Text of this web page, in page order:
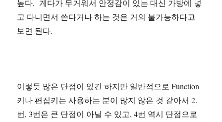
높다. 게다가 무거워서 안정감이 있는 대신 가방에 넣
고 다니면서 쓴다거나 하는 것은 거의 불가능하다고
보면 된다.
이렇듯 많은 단점이 있긴 하지만 일반적으로 Function
키나 편집키는 사용하는 분이 많지 않은 것 같아서 2.
번, 3번은 큰 단점이 아닐 수 있고, 4번 역시 단점으로